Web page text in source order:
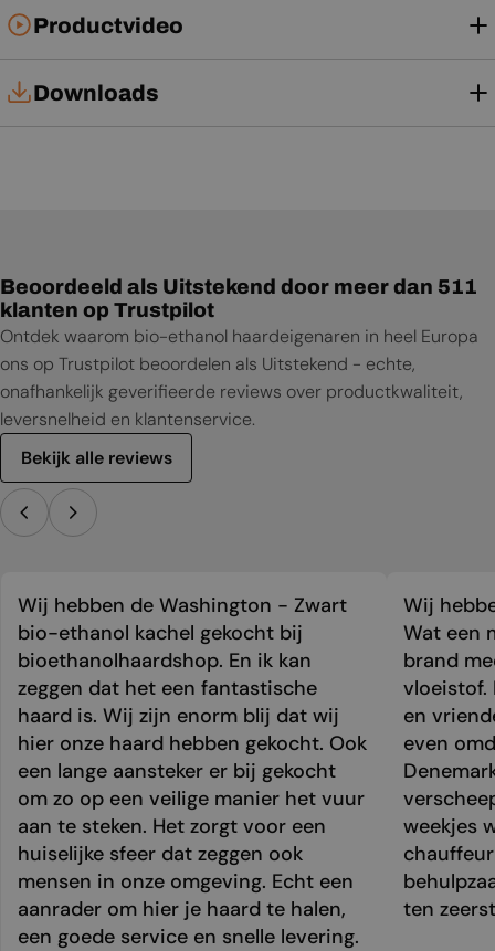
Productvideo
Downloads
Beoordeeld als Uitstekend door meer dan 511
klanten op Trustpilot
Ontdek waarom bio-ethanol haardeigenaren in heel Europa
ons op Trustpilot beoordelen als Uitstekend - echte,
onafhankelijk geverifieerde reviews over productkwaliteit,
leversnelheid en klantenservice.
Bekijk alle reviews
Wij hebben de Washington - Zwart
bio-ethanol kachel gekocht bij
bioethanolhaardshop. En ik kan
zeggen dat het een fantastische
haard is. Wij zijn enorm blij dat wij
hier onze haard hebben gekocht. Ook
een lange aansteker er bij gekocht
om zo op een veilige manier het vuur
aan te steken. Het zorgt voor een
huiselijke sfeer dat zeggen ook
mensen in onze omgeving. Echt een
aanrader om hier je haard te halen,
een goede service en snelle levering.
Wij
Wat een
brand
vloeistof.
en
even
weekjes
ten